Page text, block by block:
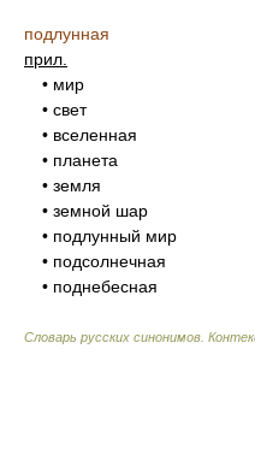
подлунная
прил.
• мир
• свет
• вселенная
• планета
• земля
• земной шар
• подлунный мир
• подсолнечная
• поднебесная
Словарь русских синонимов.